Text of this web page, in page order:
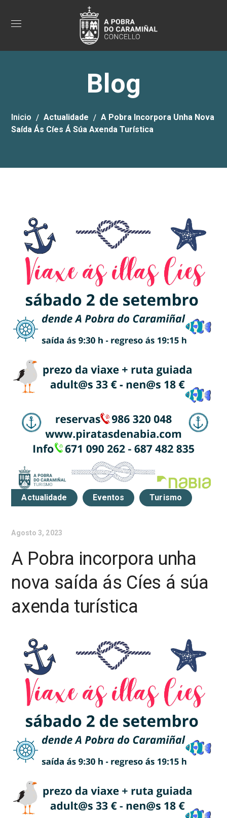
Blog
Inicio Actualidade
A Pobra Incorpora Unha Nova
Saída Ás Cíes Á Súa Axenda Turística
Actualidade Eventos Turismo
Agosto 3, 2023
A Pobra incorpora unha
nova saída ás Cíes á súa
axenda turística